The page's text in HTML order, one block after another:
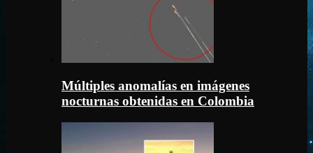
Múltiples anomalías en imágenes
nocturnas obtenidas en Colombia